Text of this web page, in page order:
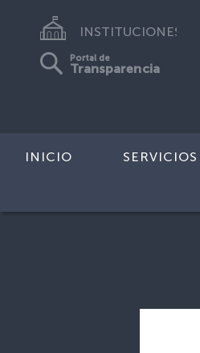
INSTITUCIONES
Portal de
Transparencia
INICIO SERVICIOS